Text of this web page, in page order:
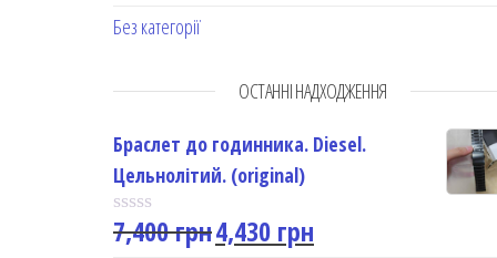
Без категорії
ОСТАННІ НАДХОДЖЕННЯ
Браслет до годинника. Diesel.
Цельнолітий. (original)
R
7,400грн4,430 грн